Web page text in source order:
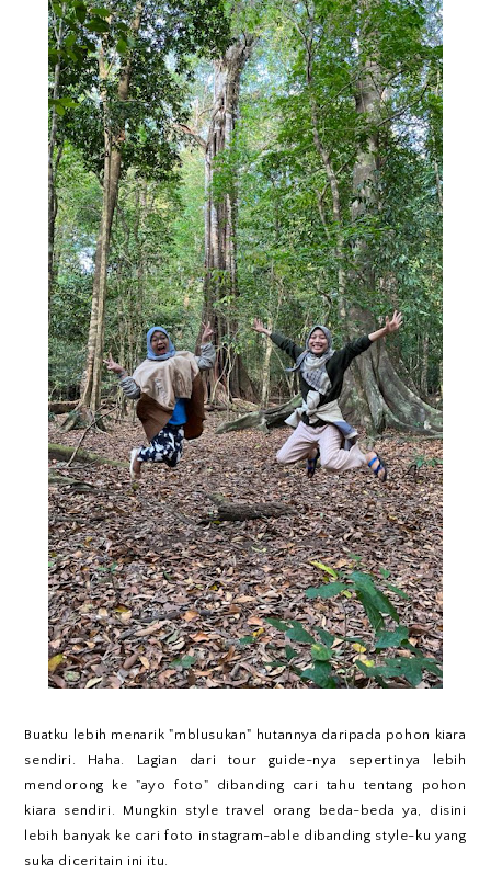
Buatku lebih menarik "mblusukan" hutannya daripada pohon kiara
sendiri. Haha. Lagian dari tour guide-nya sepertinya lebih
mendorong ke "ayo foto" dibanding cari tahu tentang pohon
kiara sendiri. Mungkin style travel orang beda-beda ya, disini
lebih banyak ke cari foto instagram-able dibanding style-ku yang
suka diceritain ini itu.